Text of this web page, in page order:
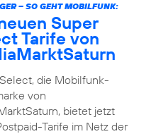
– SO GEHT MOBILFUNK:
Super
Tarife von
die Mobilfunk-
von
bietet jetzt
Tarife im Netz der